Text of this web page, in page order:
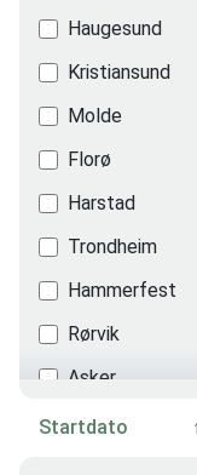
Haugesund
Kristiansund
Molde
Florø
Harstad
Trondheim
Hammerfest
Rørvik
Asker
Ålesund
Startdato